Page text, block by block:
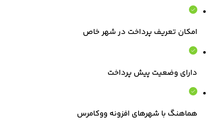
امکان تعریف پرداخت در شهر خاص
دارای وضعیت پیش پرداخت
هماهنگ با شهرهای افزونه ووکامرس